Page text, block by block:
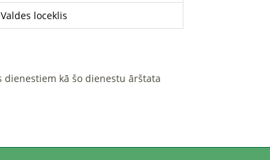
Valdes loceklis
dienestiem kā šo dienestu ārštata